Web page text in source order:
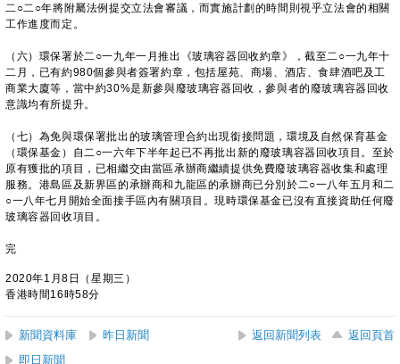
二○二○年將附屬法例提交立法會審議，而實施計劃的時間則視乎立法會的相關
工作進度而定。
（六）環保署於二○一九年一月推出《玻璃容器回收約章》，截至二○一九年十
二月，已有約980個參與者簽署約章，包括屋苑、商場、酒店、食肆酒吧及工
商業大廈等，當中約30%是新參與廢玻璃容器回收，參與者的廢玻璃容器回收
意識均有所提升。
（七）為免與環保署批出的玻璃管理合約出現銜接問題，環境及自然保育基金
（環保基金）自二○一六年下半年起已不再批出新的廢玻璃容器回收項目。至於
原有獲批的項目，已相繼交由當區承辦商繼續提供免費廢玻璃容器收集和處理
服務。港島區及新界區的承辦商和九龍區的承辦商已分別於二○一八年五月和二
○一八年七月開始全面接手區內有關項目。現時環保基金已沒有直接資助任何廢
玻璃容器回收項目。
完
2020年1月8日（星期三）
香港時間16時58分
新聞資料庫 昨日新聞 返回新聞列表
返回頁首
即日新聞